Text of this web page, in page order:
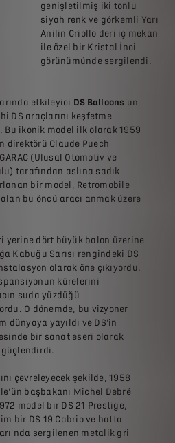
genişletilmiş iki tonlu
siyah renk ve görkemli Yarı
Anilin Criollo deri iç mekan
ile özel bir Kristal İnci
görünümünde sergilendi.
etkileyici DS Balloons'un
DS araçlarını keşfetme
Bu ikonik model ilk olarak 1959
direktörü Claude Puech
(Ulusal Otomotiv ve
tarafından aslına sadık
bir model, Retromobile
bu öncü aracı anmak üzere
yerine dört büyük balon üzerine
Kabuğu Sarısı rengindeki DS
olarak öne çıkıyordu.
kürelerini
suda yüzdüğü
O dönemde, bu vizyoner
dünyaya yayıldı ve DS'in
bir sanat eseri olarak
çevreleyecek şekilde, 1958
başbakanı Michel Debré
model bir DS 21 Prestige,
bir DS 19 Cabrio ve hatta
sergilenen metalik gri